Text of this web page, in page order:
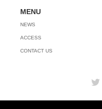
MENU
NEWS
ACCESS
CONTACT US